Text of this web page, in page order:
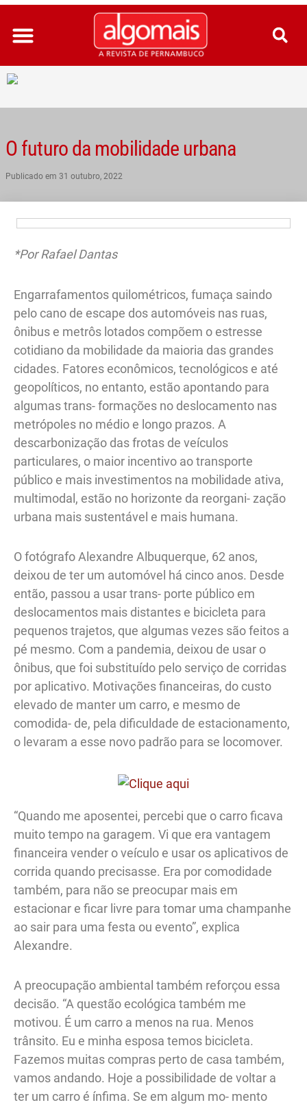
Ir
para
conteúdo
O futuro da mobilidade urbana
Publicado em 31 outubro, 2022
*Por Rafael Dantas
Engarrafamentos quilométricos, fumaça saindo
pelo cano de escape dos automóveis nas ruas,
ônibus e metrôs lotados compõem o estresse
cotidiano da mobilidade da maioria das grandes
cidades. Fatores econômicos, tecnológicos e até
geopolíticos, no entanto, estão apontando para
algumas trans- formações no deslocamento nas
metrópoles no médio e longo prazos. A
descarbonização das frotas de veículos
particulares, o maior incentivo ao transporte
público e mais investimentos na mobilidade ativa,
multimodal, estão no horizonte da reorgani- zação
urbana mais sustentável e mais humana.
O fotógrafo Alexandre Albuquerque, 62 anos,
deixou de ter um automóvel há cinco anos. Desde
então, passou a usar trans- porte público em
deslocamentos mais distantes e bicicleta para
pequenos trajetos, que algumas vezes são feitos a
pé mesmo. Com a pandemia, deixou de usar o
ônibus, que foi substituído pelo serviço de corridas
por aplicativo. Motivações financeiras, do custo
elevado de manter um carro, e mesmo de
comodida- de, pela dificuldade de estacionamento,
o levaram a esse novo padrão para se locomover.
“Quando me aposentei, percebi que o carro ficava
muito tempo na garagem. Vi que era vantagem
financeira vender o veículo e usar os aplicativos de
corrida quando precisasse. Era por comodidade
também, para não se preocupar mais em
estacionar e ficar livre para tomar uma champanhe
ao sair para uma festa ou evento”, explica
Alexandre.
A preocupação ambiental também reforçou essa
decisão. “A questão ecológica também me
motivou. É um carro a menos na rua. Menos
trânsito. Eu e minha esposa temos bicicleta.
Fazemos muitas compras perto de casa também,
vamos andando. Hoje a possibilidade de voltar a
ter um carro é ínfima. Se em algum mo- mento